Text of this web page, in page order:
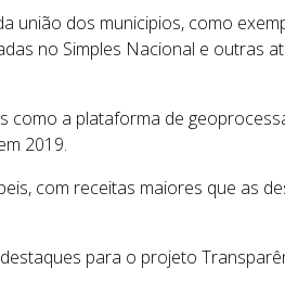
dos municipios, como
no Simples Nacional e outras
a plataforma de
2019.
com receitas maiores que as
para o projeto